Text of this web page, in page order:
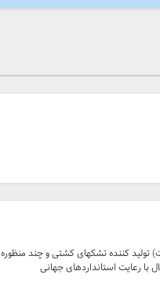
تولید کننده تشکهای کشتی و چند منظوره